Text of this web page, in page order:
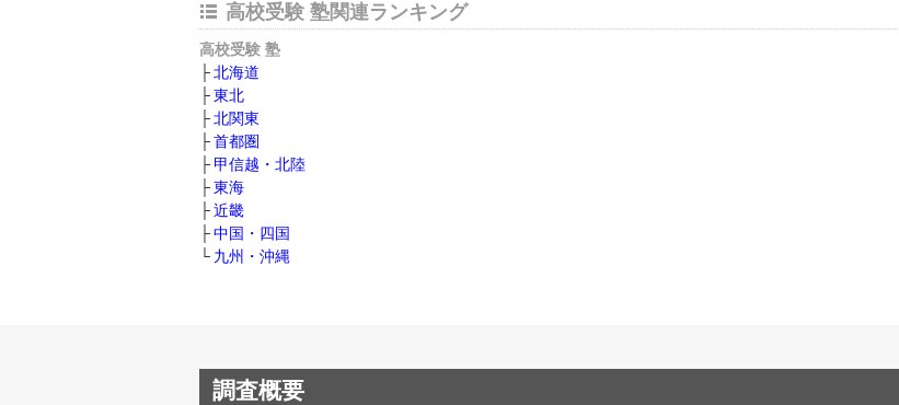
高校受験 塾関連ランキング
高校受験 塾
北海道
東北
北関東
首都圏
甲信越・北陸
東海
近畿
中国・四国
九州・沖縄
調査概要